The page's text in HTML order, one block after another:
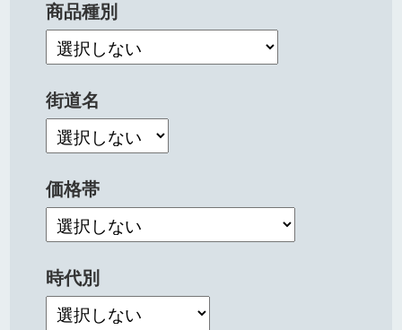
商品種別
街道名
価格帯
時代別